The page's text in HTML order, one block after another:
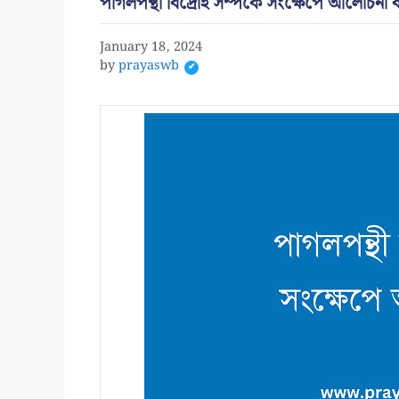
January 18, 2024
byprayaswb